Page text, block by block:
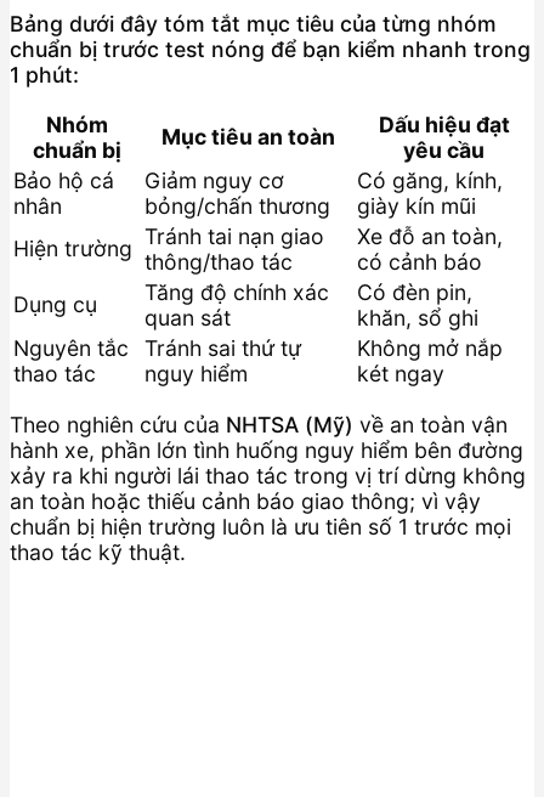
Bảng dưới đây tóm tắt mục tiêu của từng nhóm
chuẩn bị trước test nóng để bạn kiểm nhanh trong
1 phút:
Nhóm
chuẩn bị
Mục tiêu an toàn
Dấu hiệu đạt
yêu cầu
Bảo hộ cá
nhân
Giảm nguy cơ
bỏng/chấn thương
Có găng, kính,
giày kín mũi
Hiện trường Tránh tai nạn giao
thông/thao tác
Xe đỗ an toàn,
có cảnh báo
Dụng cụ
Tăng độ chính xác
quan sát
Có đèn pin,
khăn, sổ ghi
Nguyên tắc
thao tác
Tránh sai thứ tự
nguy hiểm
Không mở nắp
két ngay
Theo nghiên cứu của NHTSA (Mỹ) về an toàn vận
hành xe, phần lớn tình huống nguy hiểm bên đường
xảy ra khi người lái thao tác trong vị trí dừng không
an toàn hoặc thiếu cảnh báo giao thông; vì vậy
chuẩn bị hiện trường luôn là ưu tiên số 1 trước mọi
thao tác kỹ thuật.